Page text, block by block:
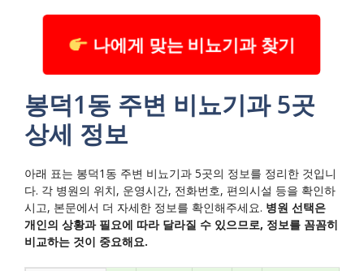
나에게 맞는 비뇨기과 찾기
봉덕1동 주변 비뇨기과 5곳
상세 정보
아래 표는 봉덕1동 주변 비뇨기과 5곳의 정보를 정리한 것입니
다. 각 병원의 위치, 운영시간, 전화번호, 편의시설 등을 확인하
시고, 본문에서 더 자세한 정보를 확인해주세요. 병원 선택은
개인의 상황과 필요에 따라 달라질 수 있으므로, 정보를 꼼꼼히
비교하는 것이 중요해요.